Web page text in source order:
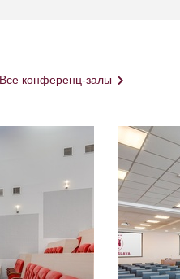
Все конференц-залы